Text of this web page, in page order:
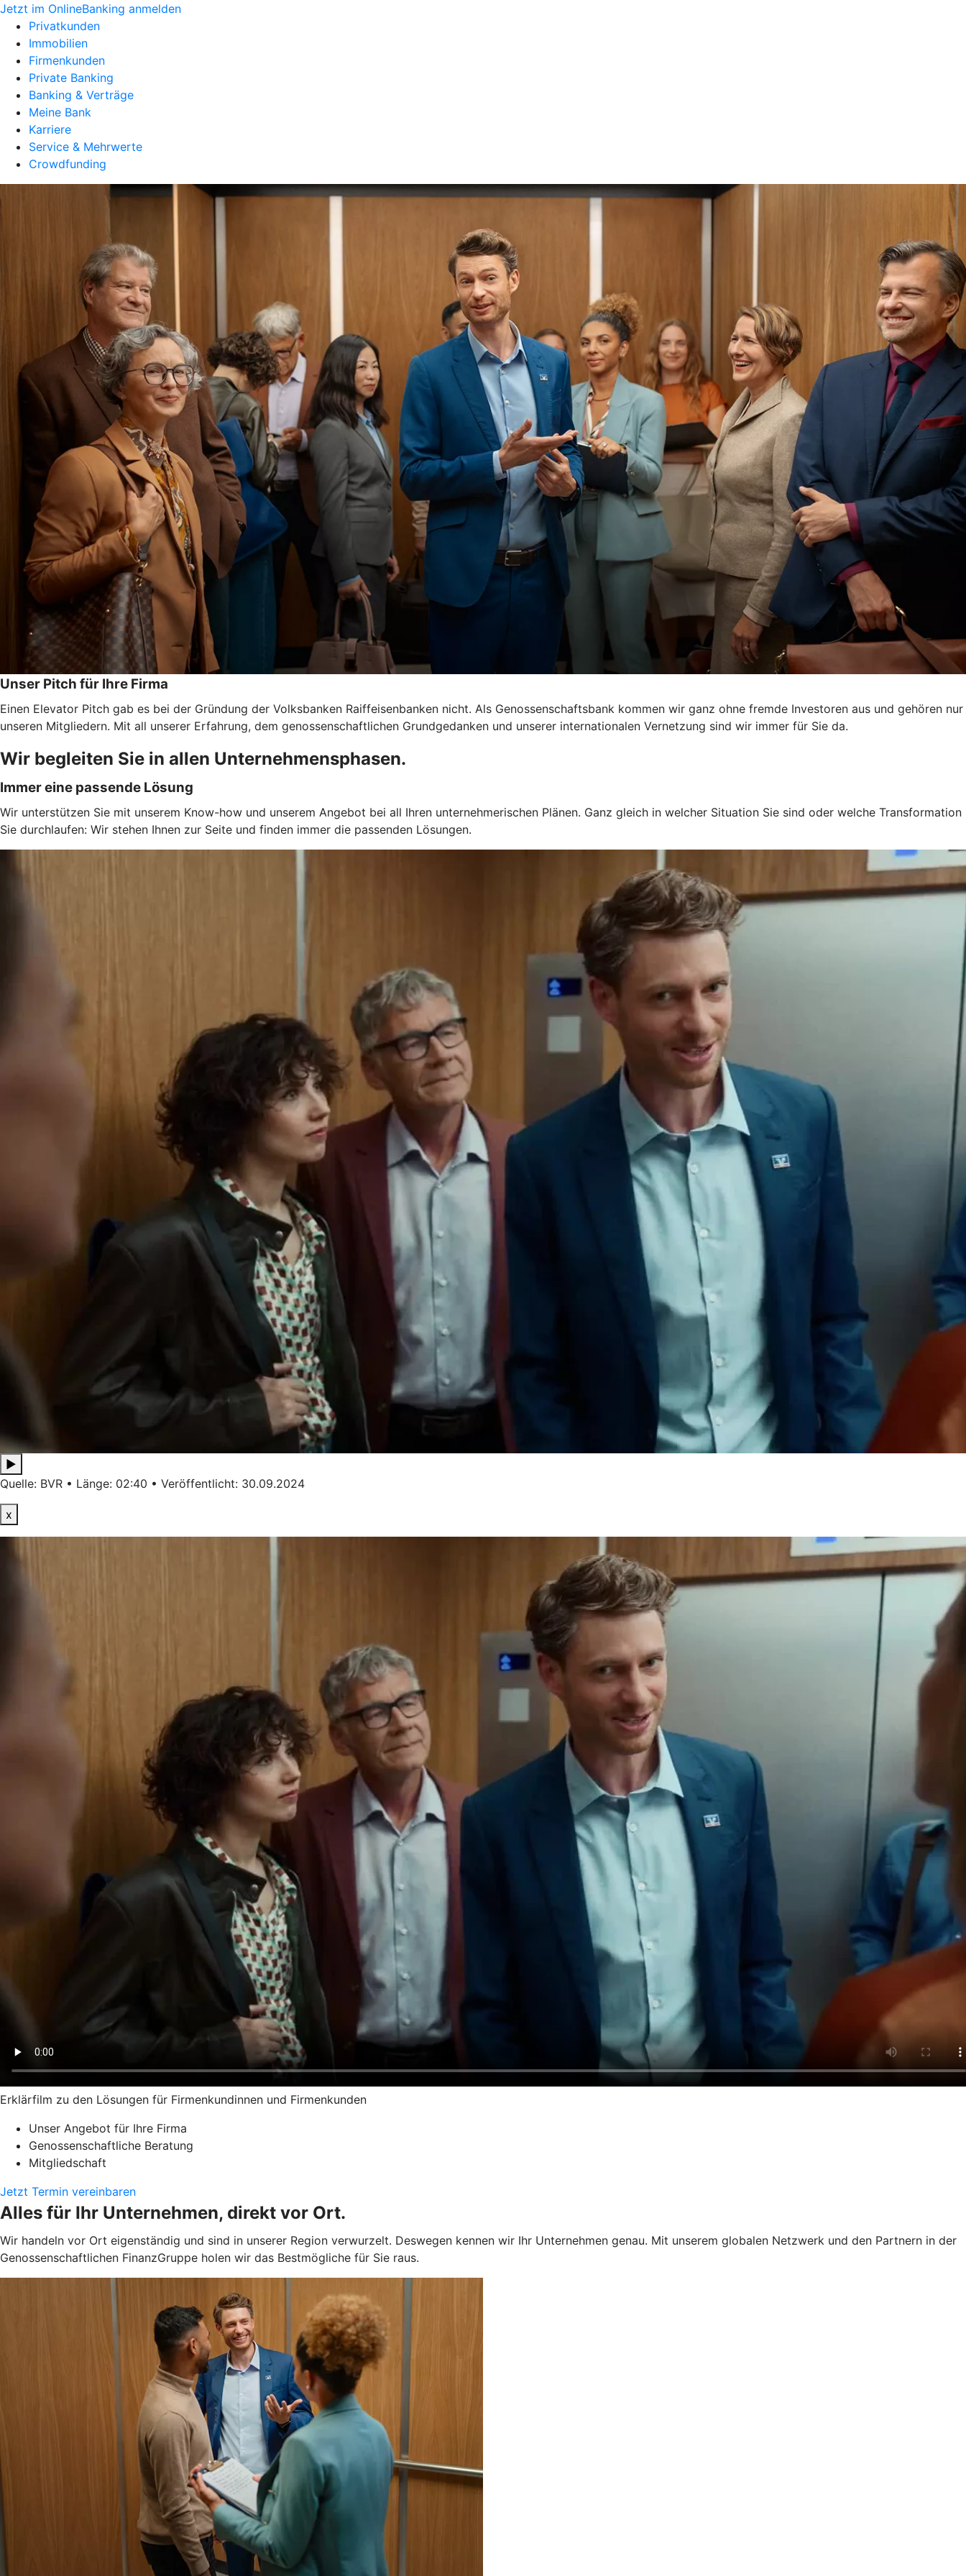
Jetzt im OnlineBanking anmelden
Privatkunden
Immobilien
Firmenkunden
Private Banking
Banking & Verträge
Meine Bank
Karriere
Service & Mehrwerte
Crowdfunding
Unser Pitch für Ihre Firma
Einen Elevator Pitch gab es bei der Gründung der Volksbanken Raiffeisenbanken nicht. Als Genossenschaftsbank kommen wir ganz ohne fremde Investoren aus und gehören nur
unseren Mitgliedern. Mit all unserer Erfahrung, dem genossenschaftlichen Grundgedanken und unserer internationalen Vernetzung sind wir immer für Sie da.
Wir begleiten Sie in allen Unternehmensphasen.
Immer eine passende Lösung
Wir unterstützen Sie mit unserem Know-how und unserem Angebot bei all Ihren unternehmerischen Plänen. Ganz gleich in welcher Situation Sie sind oder welche Transformation
Sie durchlaufen: Wir stehen Ihnen zur Seite und finden immer die passenden Lösungen.
▶
Quelle: BVR • Länge: 02:40 • Veröffentlicht: 30.09.2024
x
Erklärfilm zu den Lösungen für Firmenkundinnen und Firmenkunden
Unser Angebot für Ihre Firma
Genossenschaftliche Beratung
Mitgliedschaft
Jetzt Termin vereinbaren
Alles für Ihr Unternehmen, direkt vor Ort.
Wir handeln vor Ort eigenständig und sind in unserer Region verwurzelt. Deswegen kennen wir Ihr Unternehmen genau. Mit unserem globalen Netzwerk und den Partnern in der
Genossenschaftlichen FinanzGruppe holen wir das Bestmögliche für Sie raus.